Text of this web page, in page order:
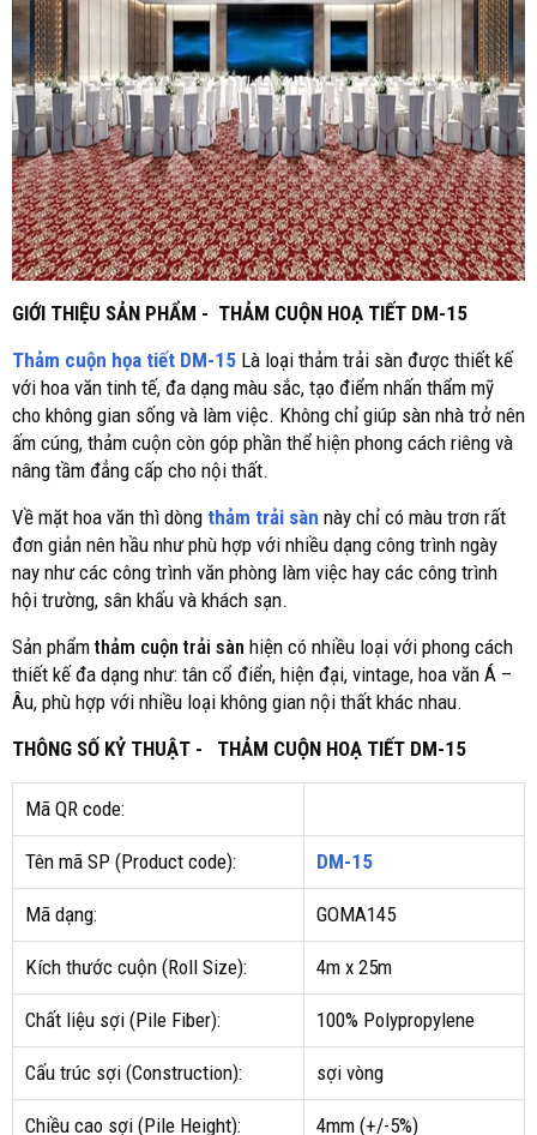
GIỚI THIỆU SẢN PHẨM - THẢM CUỘN HOẠ TIẾT DM-15
Thảm cuộn họa tiết DM-15 Là loại thảm trải sàn được thiết kế
với hoa văn tinh tế, đa dạng màu sắc, tạo điểm nhấn thẩm mỹ
cho không gian sống và làm việc. Không chỉ giúp sàn nhà trở nên
ấm cúng, thảm cuộn còn góp phần thể hiện phong cách riêng và
nâng tầm đẳng cấp cho nội thất.
Về mặt hoa văn thì dòng thảm trải sàn này chỉ có màu trơn rất
đơn giản nên hầu như phù hợp với nhiều dạng công trình ngày
nay như các công trình văn phòng làm việc hay các công trình
hội trường, sân khấu và khách sạn.
Sản phẩmthảm cuộn trải sàn hiện có nhiều loại với phong cách
thiết kế đa dạng như: tân cổ điển, hiện đại, vintage, hoa văn Á –
Âu, phù hợp với nhiều loại không gian nội thất khác nhau.
THÔNG SỐ KỶ THUẬT - THẢM CUỘN HOẠ TIẾT DM-15
Mã QR code:
Tên mã SP (Product code): DM-15
Mã dạng: GOMA145
Kích thước cuộn (Roll Size): 4m x 25m
Chất liệu sợi (Pile Fiber): 100% Polypropylene
Cấu trúc sợi (Construction): sợi vòng
Chiều cao sợi (Pile Height): 4mm (+/-5%)